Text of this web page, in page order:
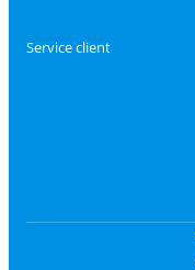
Service client